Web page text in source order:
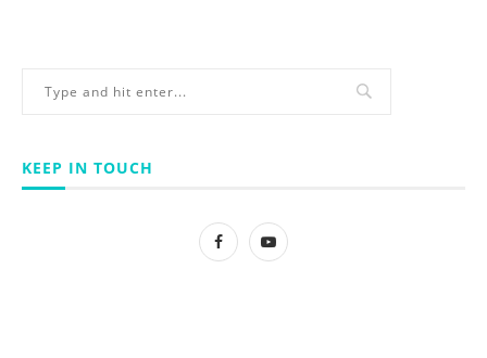
KEEP IN TOUCH